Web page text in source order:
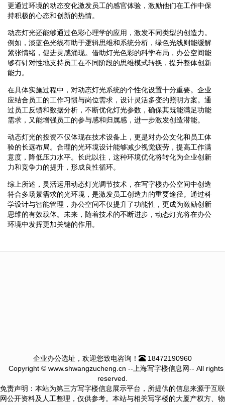
更通过环境的动态变化激发员工的感官体验，激励他们在工作中保
持积极的心态和创新的热情。
动态灯光还能够通过色彩心理学的应用，激发不同类型的创造力。
例如，淡蓝色光线有助于逻辑思维和系统分析，绿色光线则能缓解
紧张情绪，促进灵感涌现。借助灯光色彩的科学布局，办公空间能
够有针对性地支持员工在不同阶段的思维模式转换，提升整体创新
能力。
在具体实施过程中，对动态灯光系统的个性化设置十分重要。企业
应结合员工的工作习惯与岗位需求，设计灵活多变的照明方案。通
过员工反馈和数据分析，不断优化灯光参数，确保其既能满足功能
需求，又能增强员工的参与感和归属感，进一步激发创造潜能。
动态灯光的投资不仅体现在技术设备上，更是对办公文化和员工体
验的长远布局。合理的光环境设计能够减少视觉疲劳，提高工作满
意度，降低压力水平。长此以往，这种环境优化将转化为企业创新
力和竞争力的提升，形成良性循环。
综上所述，灵活运用动态灯光调节技术，在写字楼办公空间中创造
符合多场景需求的光环境，是激发员工创造力的重要途径。通过科
学设计与智能管理，办公空间不仅提升了功能性，更成为激励创新
思维的有效载体。未来，随着技术的不断进步，动态灯光将在办公
环境中发挥更加关键的作用。
企业办公选址，欢迎您致电咨询！
18472190960
Copyright © www.shwangzucheng.cn --上海写字楼信息网-- All rights
reserved.
免责声明：本站为第三方写字楼信息展示平台，所提供的信息来源于互联
网公开资料及人工整理，仅供参考。本站与相关写字楼的大厦产权方、物